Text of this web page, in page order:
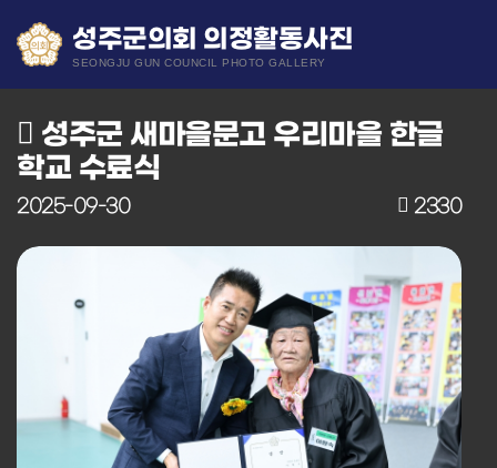
성주군의회 의정활동사진
SEONGJU GUN COUNCIL PHOTO GALLERY
성주군 새마을문고 우리마을 한글
학교 수료식
2025-09-30 2330